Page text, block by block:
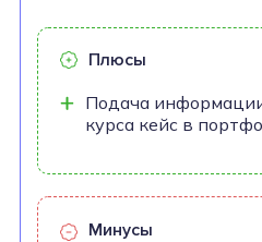
Плюсы
Подача
курса кейс в
Минусы